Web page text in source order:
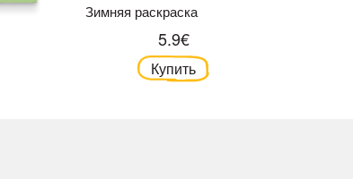
Зимняя раскраска
5.9€
Купить